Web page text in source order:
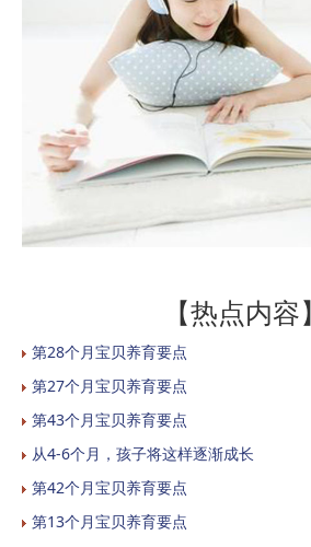
【热点内容】
第28个月宝贝养育要点
第27个月宝贝养育要点
第43个月宝贝养育要点
从4-6个月，孩子将这样逐渐成长
第42个月宝贝养育要点
第13个月宝贝养育要点